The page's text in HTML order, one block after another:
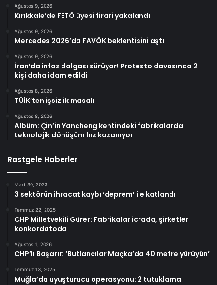
Ağustos 9, 2026
Kırıkkale’de FETÖ üyesi firari yakalandı
Ağustos 9, 2026
Mercedes 2026’da FAVÖK beklentisini aştı
Ağustos 9, 2026
İran’da infaz dalgası sürüyor! Protesto davasında 2
kişi daha idam edildi
Ağustos 8, 2026
TÜİK’ten işsizlik masalı
Ağustos 8, 2026
Albüm: Çin’in Yancheng kentindeki fabrikalarda
teknolojik dönüşüm hız kazanıyor
Rastgele Haberler
Mart 30, 2023
3 sektörün ihracat kaybı ‘deprem’ ile katlandı
Temmuz 22, 2025
CHP Milletvekili Gürer: Fabrikalar icrada, şirketler
konkordatoda
Ağustos 1, 2026
CHP’li Başarır: ‘Butlancılar Maçka’da 40 metre yürüyün’
Temmuz 13, 2025
Muğla’da uyuşturucu operasyonu: 2 tutuklama